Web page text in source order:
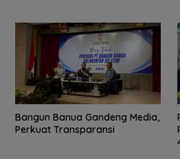
Bangun Banua Gandeng Media,
Perkuat Transparansi